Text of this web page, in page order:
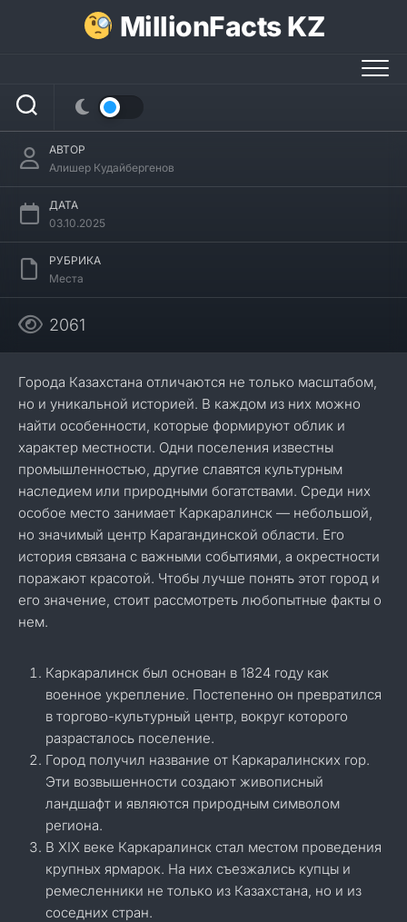
MillionFacts KZ
20 интересных фактов о Каркаралинске
АВТОР
Алишер Кудайбергенов
ДАТА
03.10.2025
РУБРИКА
Места
2061
Города Казахстана отличаются не только масштабом,
но и уникальной историей. В каждом из них можно
найти особенности, которые формируют облик и
характер местности. Одни поселения известны
промышленностью, другие славятся культурным
наследием или природными богатствами. Среди них
особое место занимает Каркаралинск — небольшой,
но значимый центр Карагандинской области. Его
история связана с важными событиями, а окрестности
поражают красотой. Чтобы лучше понять этот город и
его значение, стоит рассмотреть любопытные факты о
нем.
Каркаралинск был основан в 1824 году как
военное укрепление. Постепенно он превратился
в торгово-культурный центр, вокруг которого
разрасталось поселение.
Город получил название от Каркаралинских гор.
Эти возвышенности создают живописный
ландшафт и являются природным символом
региона.
В XIX веке Каркаралинск стал местом проведения
крупных ярмарок. На них съезжались купцы и
ремесленники не только из Казахстана, но и из
соседних стран.